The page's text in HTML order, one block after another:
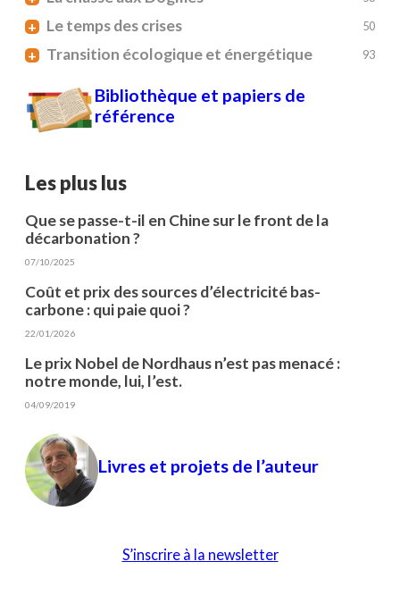
+ Le temps des crises 50
+ Transition écologique et énergétique 93
Bibliothèque et papiers de
référence
Les plus lus
Que se passe-t-il en Chine sur le front de la
décarbonation ?
07/10/2025
Coût et prix des sources d’électricité bas-
carbone : qui paie quoi ?
22/01/2026
Le prix Nobel de Nordhaus n’est pas menacé :
notre monde, lui, l’est.
04/09/2019
Livres et projets de l’auteur
S’inscrire à la newsletter